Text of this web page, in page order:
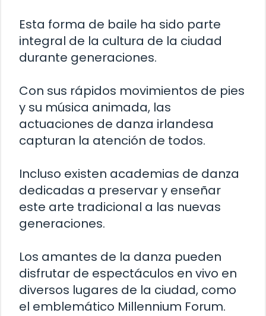
Esta forma de baile ha sido parte
integral de la cultura de la ciudad
durante generaciones.
Con sus rápidos movimientos de pies
y su música animada, las
actuaciones de danza irlandesa
capturan la atención de todos.
Incluso existen academias de danza
dedicadas a preservar y enseñar
este arte tradicional a las nuevas
generaciones.
Los amantes de la danza pueden
disfrutar de espectáculos en vivo en
diversos lugares de la ciudad, como
el emblemático Millennium Forum.